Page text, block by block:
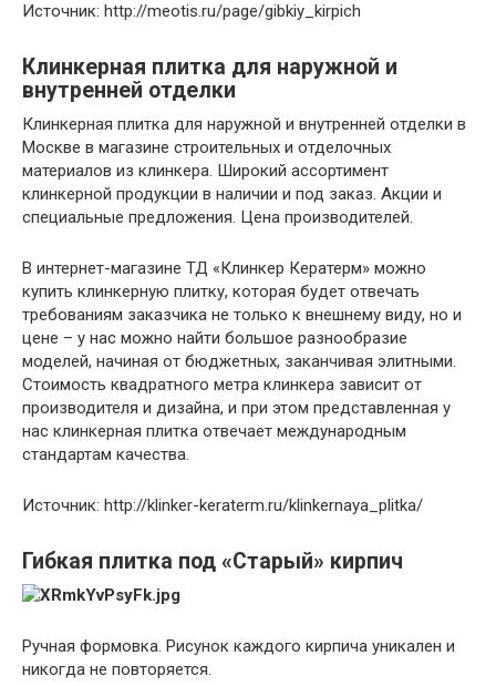
Источник: http://meotis.ru/page/gibkiy_kirpich
Клинкерная плитка для наружной и
внутренней отделки
Клинкерная плитка для наружной и внутренней отделки в
Москве в магазине строительных и отделочных
материалов из клинкера. Широкий ассортимент
клинкерной продукции в наличии и под заказ. Акции и
специальные предложения. Цена производителей.
В интернет-магазине ТД «Клинкер Кератерм» можно
купить клинкерную плитку, которая будет отвечать
требованиям заказчика не только к внешнему виду, но и
цене – у нас можно найти большое разнообразие
моделей, начиная от бюджетных, заканчивая элитными.
Стоимость квадратного метра клинкера зависит от
производителя и дизайна, и при этом представленная у
нас клинкерная плитка отвечает международным
стандартам качества.
Источник: http://klinker-keraterm.ru/klinkernaya_plitka/
Гибкая плитка под «Старый» кирпич
Ручная формовка. Рисунок каждого кирпича уникален и
никогда не повторяется.